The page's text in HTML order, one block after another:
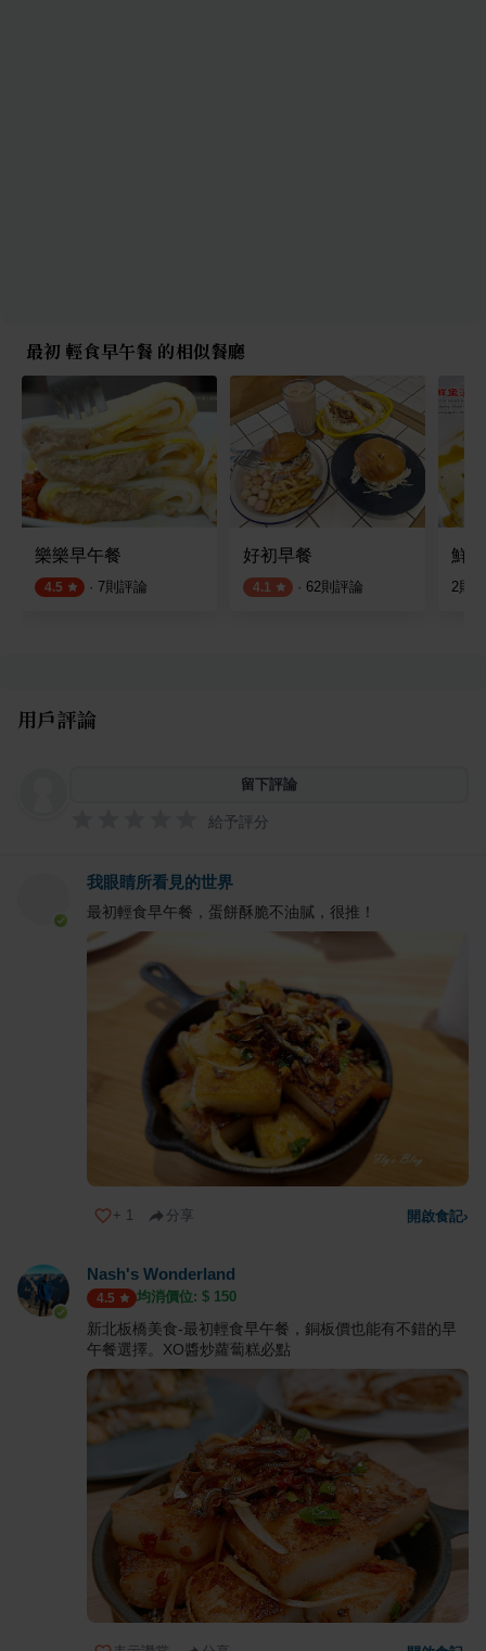
最初 輕食早午餐 的相似餐廳
樂樂早午餐
4.5 · 7則評論
好初早餐
4.1 · 62則評論
鮮
2則
用戶評論
留下評論
給予評分
我眼睛所看見的世界
最初輕食早午餐，蛋餅酥脆不油膩，很推！
+ 1 分享 開啟食記›
Nash's Wonderland
4.5 均消價位: $ 150
新北板橋美食-最初輕食早午餐，銅板價也能有不錯的早
午餐選擇。XO醬炒蘿蔔糕必點